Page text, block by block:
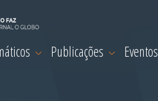
Publicações Eventos